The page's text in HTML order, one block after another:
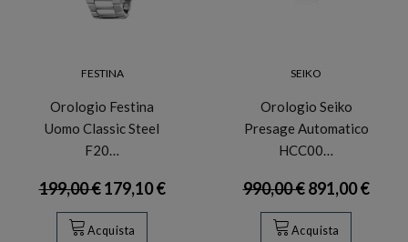
FESTINA
Orologio Festina
Uomo Classic Steel
F20…
199,00 €179,10 €
Acquista
SEIKO
Orologio Seiko
Presage Automatico
HCC00…
990,00 €891,00 €
Acquista